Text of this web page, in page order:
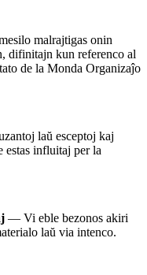
malrajtigas onin
difinitajn kun referenco al
de la Monda Organizaĵo
laŭ esceptoj kaj
influitaj per la
— Vi eble bezonos akiri
laŭ via intenco.